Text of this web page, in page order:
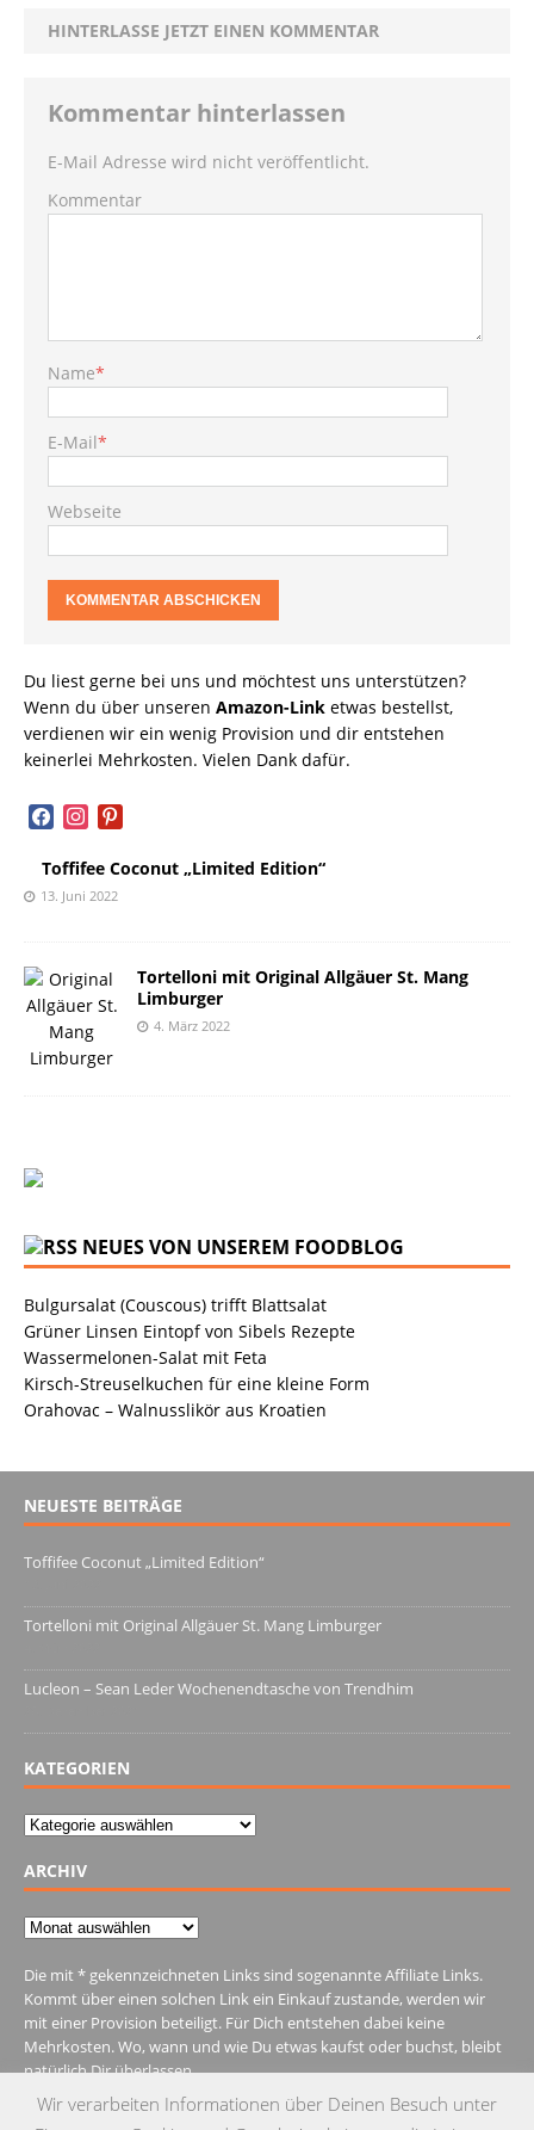
HINTERLASSE JETZT EINEN KOMMENTAR
Kommentar hinterlassen
E-Mail Adresse wird nicht veröffentlicht.
Kommentar
Name*
E-Mail*
Webseite
Du liest gerne bei uns und möchtest uns unterstützen?
Wenn du über unseren Amazon-Link etwas bestellst,
verdienen wir ein wenig Provision und dir entstehen
keinerlei Mehrkosten. Vielen Dank dafür.
facebookinstagram
pinterest
Toffifee Coconut „Limited Edition“
13. Juni 2022
Tortelloni mit Original Allgäuer St. Mang
Limburger
4. März 2022
NEUES VON UNSEREM FOODBLOG
Bulgursalat (Couscous) trifft Blattsalat
Grüner Linsen Eintopf von Sibels Rezepte
Wassermelonen-Salat mit Feta
Kirsch-Streuselkuchen für eine kleine Form
Orahovac – Walnusslikör aus Kroatien
NEUESTE BEITRÄGE
Toffifee Coconut „Limited Edition“
Tortelloni mit Original Allgäuer St. Mang Limburger
Lucleon – Sean Leder Wochenendtasche von Trendhim
KATEGORIEN
Kategorien
ARCHIV
Archiv
Die mit * gekennzeichneten Links sind sogenannte Affiliate Links.
Kommt über einen solchen Link ein Einkauf zustande, werden wir
mit einer Provision beteiligt. Für Dich entstehen dabei keine
Mehrkosten. Wo, wann und wie Du etwas kaufst oder buchst, bleibt
natürlich Dir überlassen.
Wir verarbeiten Informationen über Deinen Besuch unter